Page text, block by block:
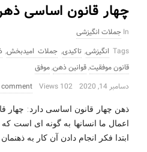
چهار قانون اساسی
In جملات انگیزشی
Tags انگیزشی,تاکیدی, جملات امیدبخش,
قانون موفقیت,قوانین ذهن,موفق
دسامبر 14, 2020
102 Views
comment
ذهن چهار قانون اساسی دارد:
اعمال ما انسانها به گونه ای است که
ابتدا فکر انجام دادن آن کار به